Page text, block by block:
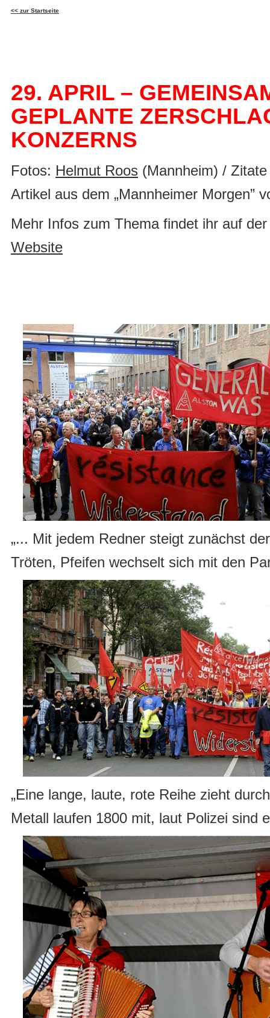
<< zur Startseite
29. APRIL –
GEPLANTE
KONZERNS
Fotos: Helmut Roos (Mannheim) /
Artikel aus dem „Mannheimer Morgen”
Mehr Infos zum Thema findet ihr auf der
Website
„... Mit jedem Redner steigt zunächst
Tröten, Pfeifen wechselt sich mit den
„Eine lange, laute, rote Reihe zieht
Metall laufen 1800 mit, laut Polizei sind